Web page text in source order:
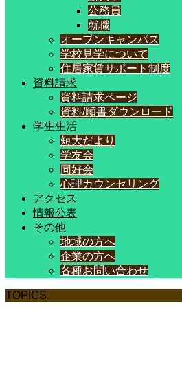
公務員
就職
オープンキャンパス
学校見学について
住居家賃サポート制度
資料請求
資料請求ページ
資料/願書ダウンロード
学生生活
短大だより
学友会
同好会
心理カウンセリング
アクセス
情報公表
その他
地域の方へ
企業の方へ
各種お問い合わせ
TOPICS